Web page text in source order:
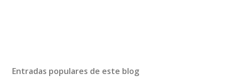
Entradas populares de este blog